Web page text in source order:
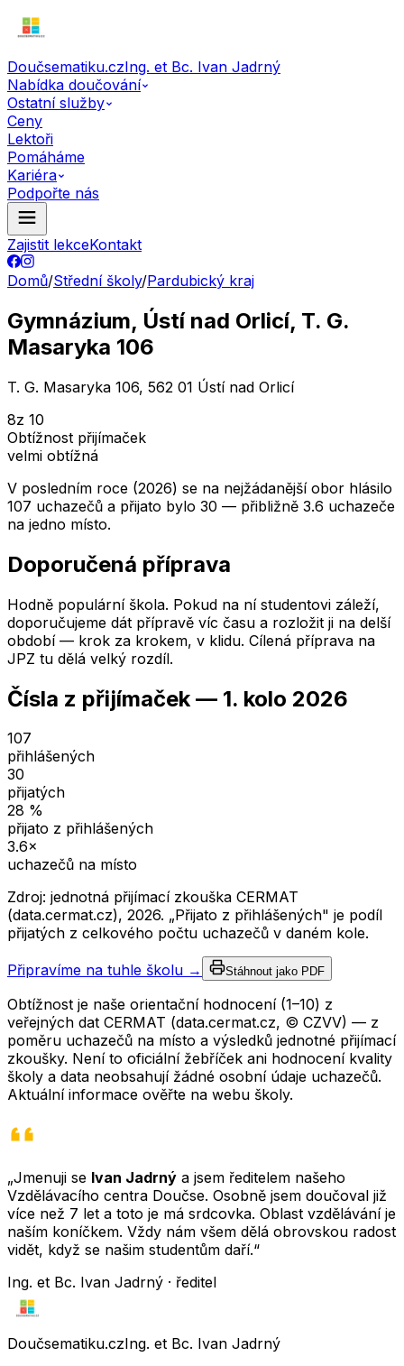
Doučsematiku.czIng. et Bc. Ivan Jadrný
Nabídka doučování
Ostatní služby
Ceny
Lektoři
Pomáháme
Kariéra
Podpořte nás
Zajistit lekceKontakt
Domů/Střední školy/Pardubický kraj
Gymnázium, Ústí nad Orlicí, T. G.
Masaryka 106
T. G. Masaryka 106, 562 01 Ústí nad Orlicí
8z 10
Obtížnost přijímaček
velmi obtížná
V posledním roce (2026) se na nejžádanější obor hlásilo
107 uchazečů a přijato bylo 30 — přibližně 3.6 uchazeče
na jedno místo.
Doporučená příprava
Hodně populární škola. Pokud na ní studentovi záleží,
doporučujeme dát přípravě víc času a rozložit ji na delší
období — krok za krokem, v klidu. Cílená příprava na
JPZ tu dělá velký rozdíl.
Čísla z přijímaček — 1. kolo 2026
107
přihlášených
30
přijatých
28 %
přijato z přihlášených
3.6×
uchazečů na místo
Zdroj: jednotná přijímací zkouška CERMAT
(data.cermat.cz), 2026. „Přijato z přihlášených" je podíl
přijatých z celkového počtu uchazečů v daném kole.
Připravíme na tuhle školu → Stáhnout jako PDF
Obtížnost je naše orientační hodnocení (1–10) z
veřejných dat CERMAT (data.cermat.cz, © CZVV) — z
poměru uchazečů na místo a výsledků jednotné přijímací
zkoušky. Není to oficiální žebříček ani hodnocení kvality
školy a data neobsahují žádné osobní údaje uchazečů.
Aktuální informace ověřte na webu školy.
„Jmenuji se Ivan Jadrný a jsem ředitelem našeho
Vzdělávacího centra Doučse. Osobně jsem doučoval již
více než 7 let a toto je má srdcovka. Oblast vzdělávání je
naším koníčkem. Vždy nám všem dělá obrovskou radost
vidět, když se našim studentům daří.“
Ing. et Bc. Ivan Jadrný · ředitel
Doučsematiku.czIng. et Bc. Ivan Jadrný